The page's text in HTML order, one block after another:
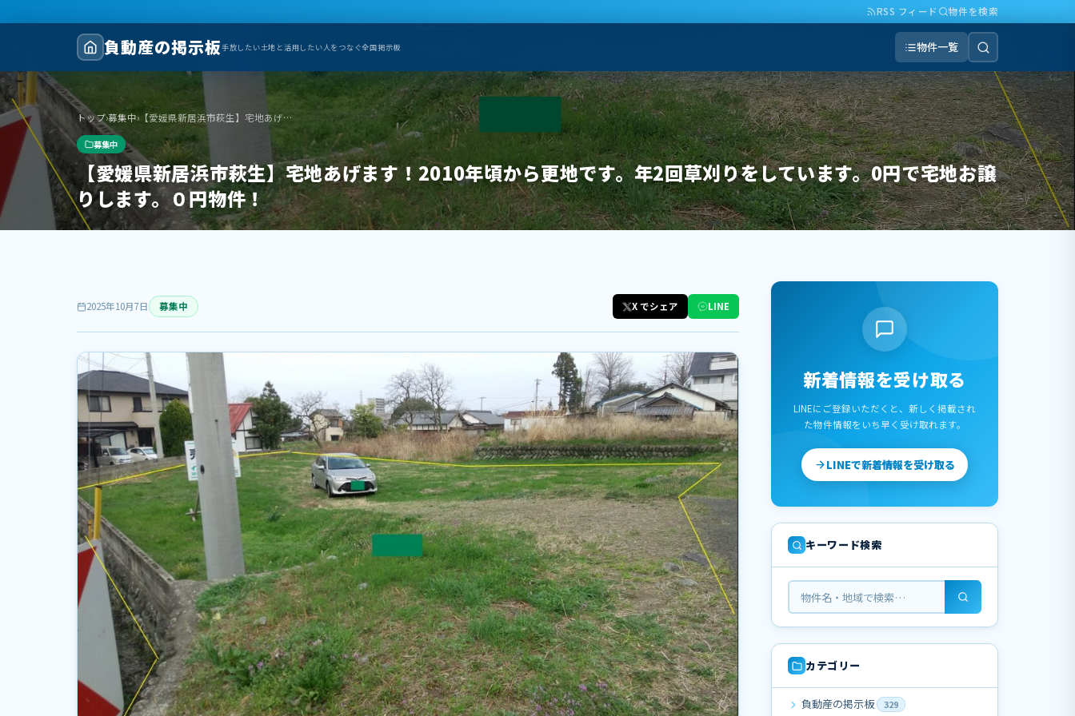
RSS フィード 物件を検索
負動産の掲示板手放したい土地と活用したい人をつなぐ全国掲示板 物件一覧
トップ›募集中› 【愛媛県新居浜市萩生】宅地あげます！2010年頃から更地です。年2回草刈りをしています。0円で宅地お譲りします。０円物件！
募集中
【愛媛県新居浜市萩生】宅地あげます！2010年頃から更地です。年2回草刈りをしています。0円で宅地お譲
りします。０円物件！
2025年10月7日 募集中 X でシェア LINE
新着情報を受け取る
LINEにご登録いただくと、新しく掲載され
た物件情報をいち早く受け取れます。
LINEで新着情報を受け取る
キーワード検索
カテゴリー
負動産の掲示板 329